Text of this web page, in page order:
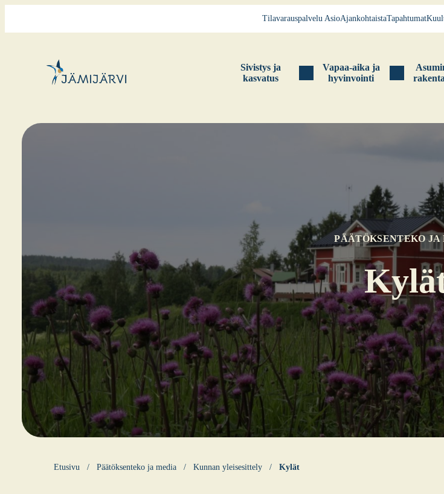
Tila­va­raus­pal­ve­lu AsioAjan­koh­tais­taTapah­tu­mat
Sivis­tys ja
kas­va­tus
Vapaa-aika ja
hyvin­voin­ti
PÄÄTÖKSENTEKO JA
Etusi­vu Pää­tök­sen­te­ko ja media Kun­nan ylei­se­sit­te­ly Kylät